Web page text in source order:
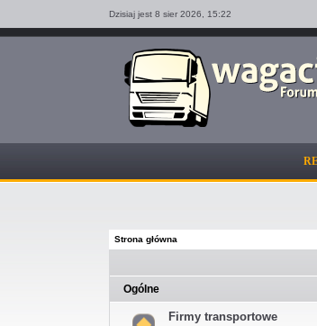
Dzisiaj jest 8 sier 2026, 15:22
Strona główna
Ogólne
Firmy transportowe